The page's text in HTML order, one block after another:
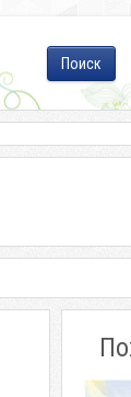
Поиск